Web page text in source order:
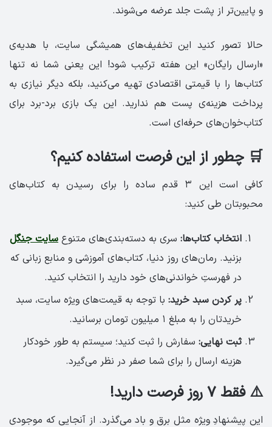
و پایین‌تر از پشت جلد عرضه می‌شوند.
حالا تصور کنید این تخفیف‌های همیشگی سایت، با هدیه‌ی
«ارسال رایگان» این هفته ترکیب شود! این یعنی شما نه تنها
کتاب‌ها را با قیمتی اقتصادی تهیه می‌کنید، بلکه دیگر نیازی به
پرداخت هزینه‌ی پست هم ندارید. این یک بازی برد-برد برای
کتاب‌خوان‌های حرفه‌ای است.
🛒 چطور از این فرصت استفاده کنیم؟
کافی است این ۳ قدم ساده را برای رسیدن به کتاب‌های
محبوبتان طی کنید:
انتخاب کتاب‌ها: سری به دسته‌بندی‌های متنوع سایت جنگل
بزنید. رمان‌های روز دنیا، کتاب‌های آموزشی و منابع زبانی که
در فهرستِ خواندنی‌های خود دارید را انتخاب کنید.
پر کردن سبد خرید: با توجه به قیمت‌های ویژه سایت، سبد
خریدتان را به مبلغ ۱ میلیون تومان برسانید.
ثبت نهایی: سفارش را ثبت کنید؛ سیستم به طور خودکار
هزینه ارسال را برای شما صفر در نظر می‌گیرد.
⚠️ فقط ۷ روز فرصت دارید!
این پیشنهادِ ویژه مثل برق و باد می‌گذرد. از آنجایی که موجودی